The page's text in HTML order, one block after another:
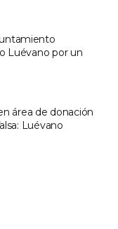
Luévano por un
área de donación
Luévano